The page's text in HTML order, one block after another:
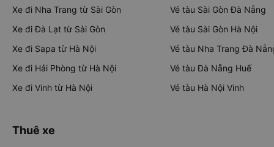
Xe đi Nha Trang từ Sài Gòn
Xe đi Đà Lạt từ Sài Gòn
Xe đi Sapa từ Hà Nội
Xe đi Hải Phòng từ Hà Nội
Xe đi Vinh từ Hà Nội
Vé tàu Sài Gòn Đà Nẵng
Vé tàu Sài Gòn Hà Nội
Vé tàu Nha Trang Đà
Vé tàu Đà Nẵng Huế
Vé tàu Hà Nội Vinh
Thuê xe